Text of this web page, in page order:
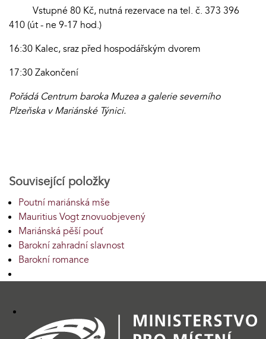
Vstupné 80 Kč, nutná rezervace na tel. č. 373 396
410 (út - ne 9-17 hod.)
16:30 Kalec, sraz před hospodářským dvorem
17:30 Zakončení
Pořádá Centrum baroka Muzea a galerie severního
Plzeňska v Mariánské Týnici.
Související položky
Poutní mariánská mše
Mauritius Vogt znovuobjevený
Mariánská pěší pouť
Barokní zahradní slavnost
Barokní romance